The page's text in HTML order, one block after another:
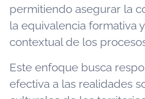
permitiendo asegurar la
la equivalencia formativa
contextual de los
Este enfoque busca
efectiva a las realidades